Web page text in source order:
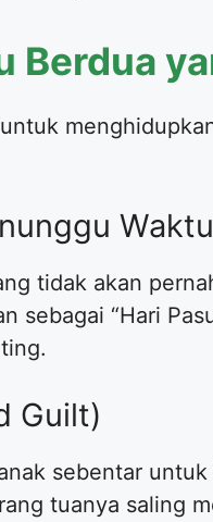
Berdua
tidak akan
sebagai “Hari
Guilt)
sebentar
tuanya saling